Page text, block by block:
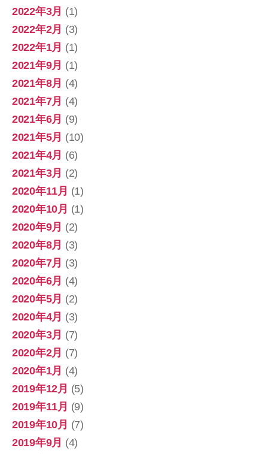
2022年3月 (1)
2022年2月 (3)
2022年1月 (1)
2021年9月 (1)
2021年8月 (4)
2021年7月 (4)
2021年6月 (9)
2021年5月 (10)
2021年4月 (6)
2021年3月 (2)
2020年11月 (1)
2020年10月 (1)
2020年9月 (2)
2020年8月 (3)
2020年7月 (3)
2020年6月 (4)
2020年5月 (2)
2020年4月 (3)
2020年3月 (7)
2020年2月 (7)
2020年1月 (4)
2019年12月 (5)
2019年11月 (9)
2019年10月 (7)
2019年9月 (4)